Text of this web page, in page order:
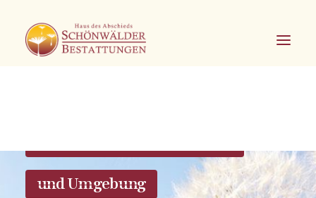
und Umgebung